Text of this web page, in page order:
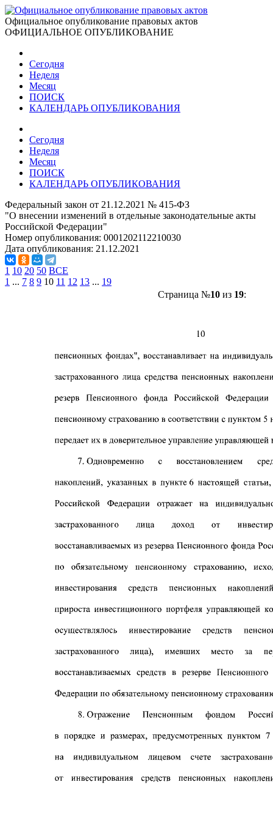
Официальное опубликование правовых актов
ОФИЦИАЛЬНОЕ ОПУБЛИКОВАНИЕ
Сегодня
Неделя
Месяц
ПОИСК
КАЛЕНДАРЬ ОПУБЛИКОВАНИЯ
Сегодня
Неделя
Месяц
ПОИСК
КАЛЕНДАРЬ ОПУБЛИКОВАНИЯ
Федеральный закон от 21.12.2021 № 415-ФЗ
"О внесении изменений в отдельные законодательные акты
Российской Федерации"
Номер опубликования: 0001202112210030
Дата опубликования: 21.12.2021
1 10 20 50 ВСЕ
1 ... 7 8 9 10 11 12 13 ... 19
Страница №10из 19: